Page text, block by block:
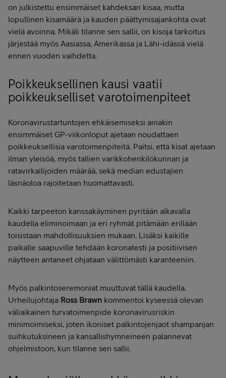
on julkistettu ensimmäiset kahdeksan kisaa, mutta
lopullinen kisamäärä ja kauden päättymisajankohta ovat
vielä avoinna. Mikäli tilanne sen sallii, on kisoja tarkoitus
järjestää myös Aasiassa, Amerikassa ja Lähi-idässä vielä
ennen vuoden vaihdetta.
Poikkeuksellinen kausi vaatii
poikkeukselliset varotoimenpiteet
Koronavirustartuntojen ehkäisemiseksi ainakin
ensimmäiset GP-viikonloput ajetaan noudattaen
poikkeuksellisia varotoimenpiteitä. Paitsi, että kisat ajetaan
ilman yleisöä, myös tallien varikkohenkilökunnan ja
ratavirkailijoiden määrää, sekä median edustajien
läsnäoloa rajoitetaan huomattavasti.
Kaikki tarpeeton kanssakäyminen pyritään alkavalla
kaudella eliminoimaan ja eri ryhmät pitämään erillään
toisistaan mahdollisuuksien mukaan. Lisäksi kaikille
paikalle saapuville tehdään koronatesti ja positiivisen
näytteen antaneet ohjataan välittömästi karanteeniin.
Myös palkintoseremoniat muuttuvat tällä kaudella.
Urheilujohtaja Ross Brawn kommentoi kyseessä olevan
väliaikainen turvatoimenpide koronavirusriskin
minimoimiseksi, joten ikoniset palkintojenjaot shampanjan
suihkutuksineen ja kansallishymneineen palannevat
ohjelmistoon, kun tilanne sen sallii.